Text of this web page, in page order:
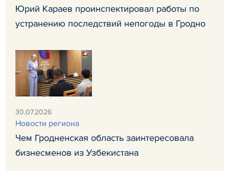
Юрий Караев проинспектировал работы по
устранению последствий непогоды в Гродно
30.07.2026
Новости региона
Чем Гродненская область заинтересовала
бизнесменов из Узбекистана